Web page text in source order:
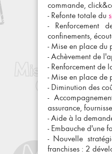
commande,
- Refonte totale du
- Renforcement
confinements,
- Mise en place du
- Achèvement de
- Renforcement de
- Mise en place de
- Diminution des
-
assurance,
- Aide à la
- Embauche d'une
- Nouvelle
franchises : 2